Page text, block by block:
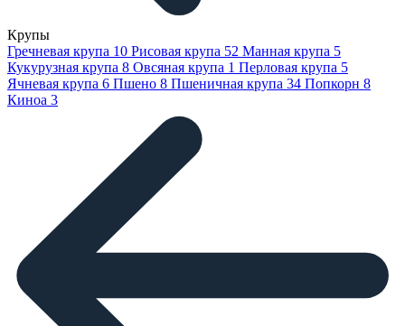
Крупы
Гречневая крупа 10 Рисовая крупа 52 Манная крупа 5
Кукурузная крупа 8 Овсяная крупа 1 Перловая крупа 5
Ячневая крупа 6 Пшено 8 Пшеничная крупа 34 Попкорн 8
Киноа 3